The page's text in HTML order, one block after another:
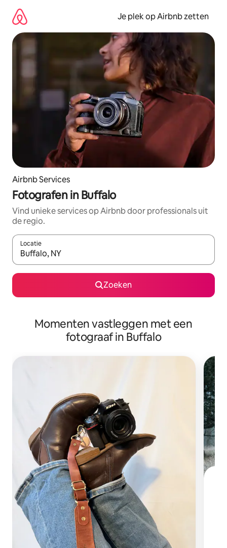
direct
naar
inhoud
Je plek op Airbnb zetten
Airbnb Services
Fotografen in Buffalo
Vind unieke services op Airbnb door professionals uit
de regio.
Locatie
Wanneer er resultaten beschikbaar zijn, maak je een keuze
Zoeken
Momenten vastleggen met een
fotograaf in Buffalo